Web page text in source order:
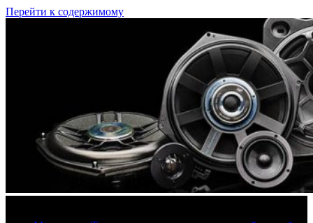
Перейти к содержимому